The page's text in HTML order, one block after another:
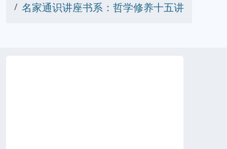
名家通识讲座书系：哲学修养十五讲